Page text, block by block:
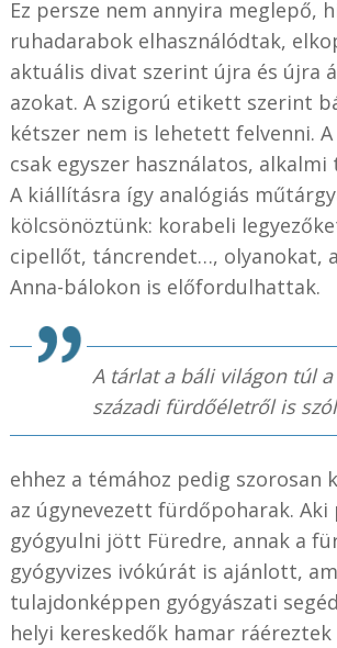
Ez persze nem annyira meglepő,
ruhadarabok elhasználódtak,
aktuális divat szerint újra és újra
azokat. A szigorú etikett szerint
kétszer nem is lehetett felvenni.
csak egyszer használatos,
A kiállításra így analógiás
kölcsönöztünk: korabeli
cipellőt, táncrendet…, olyanokat,
Anna-bálokon is előfordulhattak.
A tárlat a báli világon túl a
századi fürdőéletről is
ehhez a témához pedig szorosan
az úgynevezett fürdőpoharak. Aki
gyógyulni jött Füredre, annak a
gyógyvizes ivókúrát is ajánlott,
tulajdonképpen gyógyászati
helyi kereskedők hamar ráéreztek